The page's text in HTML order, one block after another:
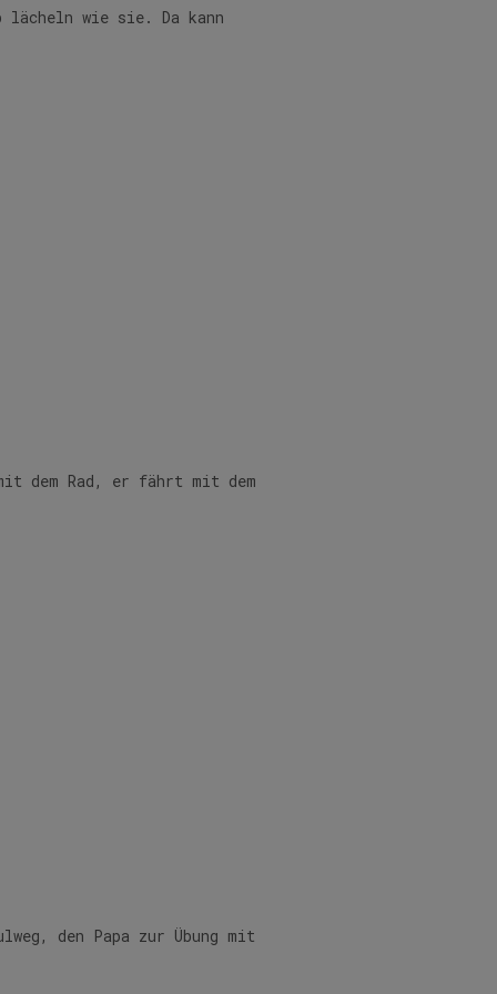
wie sie. Da kann
dem Rad, er fährt mit dem
den Papa zur Übung mit